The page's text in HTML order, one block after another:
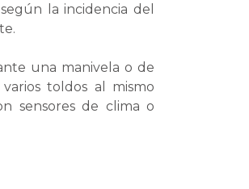
la incidencia del
una manivela o de
toldos al mismo
sensores de clima o